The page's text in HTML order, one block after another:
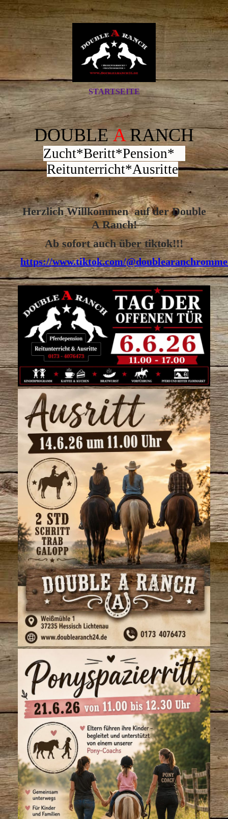
STARTSEITE
DOUBLEARANCH
Zucht*Beritt*Pension*
Reitunterricht*Ausritte
Herzlich Willkommen auf der Double
A Ranch!
Ab sofort auch über tiktok!!!
https://www.tiktok.com/